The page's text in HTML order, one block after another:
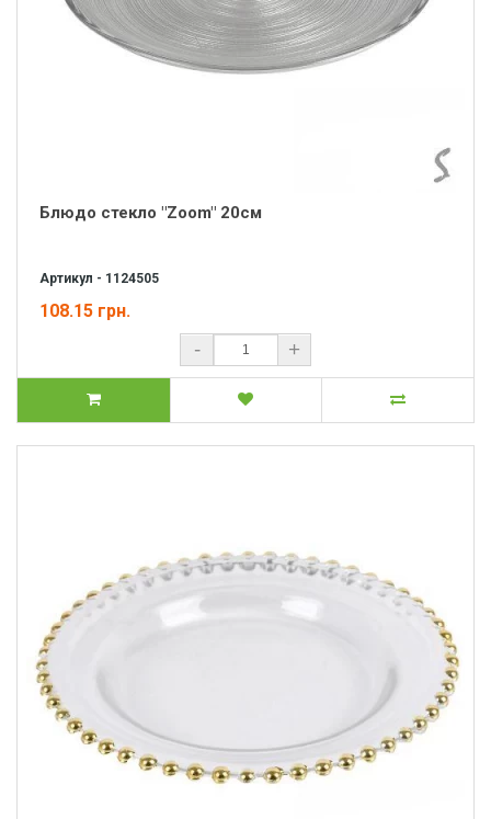
Блюдо стекло "Zoom" 20см
Артикул - 1124505
108.15 грн.
- +